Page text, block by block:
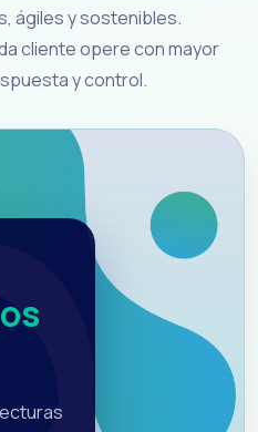
ágiles y sostenibles.
cliente opere con mayor
y control.